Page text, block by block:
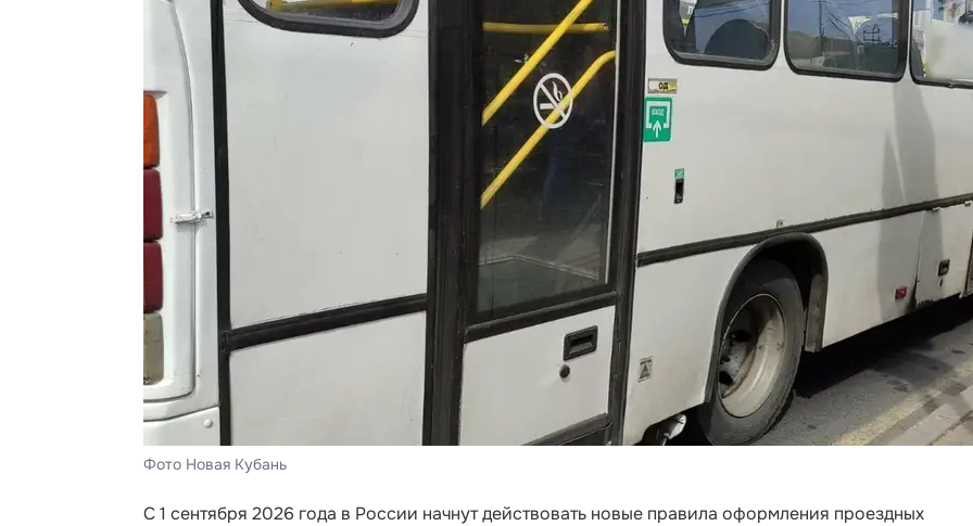
Фото Новая Кубань
С 1 сентября 2026 года в России начнут действовать новые правила оформления проездных